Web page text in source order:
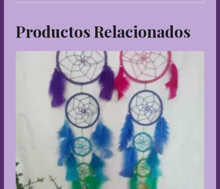
Productos Relacionados